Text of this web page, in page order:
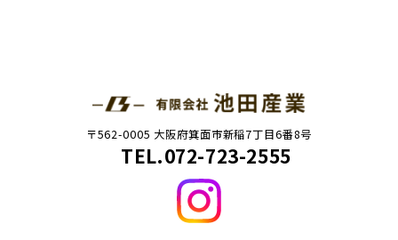
〒562-0005 大阪府箕面市新稲7丁目6番8号
TEL.072-723-2555